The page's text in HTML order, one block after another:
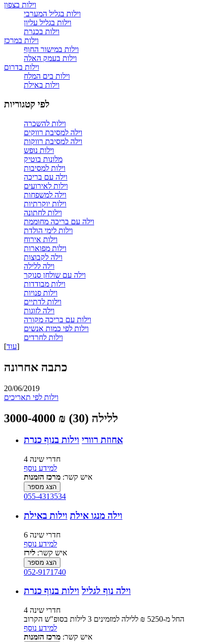
וילות בצפון
וילות בגליל המערבי
וילות בגליל עליון
וילות בכנרת
וילות במרכז
וילות במישור החוף
וילות בעמק האלה
וילות בדרום
וילות בים המלח
וילות באילת
לפי קטגוריות
וילות להשכרה
וילה למסיבת רווקים
וילה למסיבת רווקות
וילות נופש
מלונות בוטיק
וילות למסיבות
וילה עם בריכה
וילות לאירועים
וילה למשפחות
וילות יוקרתיות
וילות לחתונה
וילה עם בריכה מחוממת
וילות לימי הולדת
וילות אירוח
וילות מפוארות
וילה לקבוצות
וילה ללילה
וילה עם שולחן סנוקר
וילות מבודדות
וילות פנויות
וילות לדתיים
וילה לזוגות
וילות עם בריכה מקורה
וילות לפי כמות אנשים
וילות לחרדים
[עוד]
כתבה אחרונה
20/06/2019
וילות לפי תאריכים
3000-4000 ₪ ללילה (30)
אחוזת רוורי וילות בנוף כנרת
4 חדרי שינה
למידע נוסף
איש קשר: מרכז הזמנות
הצג מספר
055-4313534
וילה מנגו אילת וילות באילת
6 חדרי שינה
למידע נוסף
איש קשר: לירז
הצג מספר
052-9171740
וילה נוף לגליל וילות בנוף כנרת
4 חדרי שינה
החל מ-‏5250 ₪ ללילה למזמינים 3 לילות בסופ"ש הקרוב
למידע נוסף
איש קשר: מרכז הזמנות